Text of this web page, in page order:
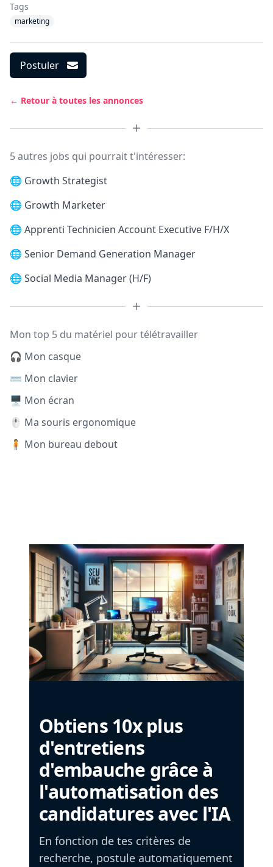
Tags
marketing
Postuler
← Retour à toutes les annonces
5 autres jobs qui pourrait t'intéresser:
🌐 Growth Strategist
🌐 Growth Marketer
🌐 Apprenti Technicien Account Executive F/H/X
🌐 Senior Demand Generation Manager
🌐 Social Media Manager (H/F)
Mon top 5 du matériel pour télétravailler
🎧 Mon casque
⌨️ Mon clavier
🖥️ Mon écran
🖱️ Ma souris ergonomique
🧍 Mon bureau debout
Obtiens 10x plus
d'entretiens
d'embauche grâce à
l'automatisation des
candidatures avec l'IA
En fonction de tes critères de
recherche, postule automatiquement